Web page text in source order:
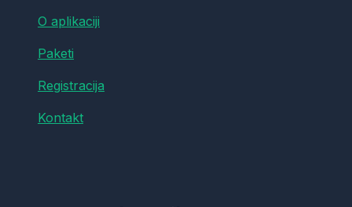
O aplikaciji
Paketi
Registracija
Kontakt